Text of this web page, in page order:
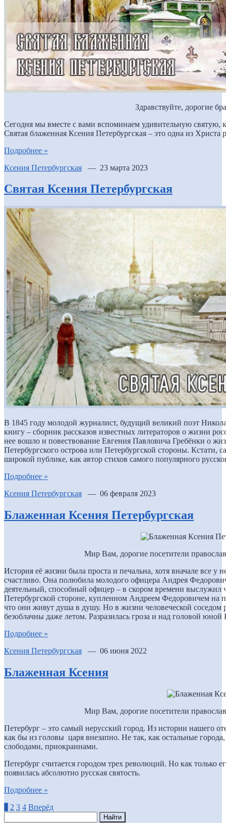
Здравствуйте, дорогие
Сегодня мы вместе с вами вспоминаем удивительную святую,
Святая блаженная Ксения Петербургская – это одна из
Подробнее »
Ксения Петербургская — 23 марта 2023
Святая Ксения Петербургская
В 1845 году молодой журналист, будущий великий поэт
книгу – сборник рассказов известных литераторов о жизни
нее вошло и повествование Евгения Павловича Гребёнки о
Петербургского острова или Петербургской стороны. Кстати,
широкой публике, как автор стихов самого популярного
Подробнее »
Ксения Петербургская — 06 февраля 2023
Блаженная Ксения Петербургская
Мир Вам, дорогие посетители
История её жизни была проста и печальна, хотя вначале все у
счастливо. Она полюбила молодого офицера Андрея
деятельный, способный офицер – в скором времени
Петербургской стороне, купленном Андреем Федоровичем
что они живут душа в душу. Но в жизни человеческой соседом
безоблачны даже летом. Разразилась гроза и над головой юной
Подробнее »
Ксения Петербургская — 06 июня 2022
Блаженная Ксения
Мир Вам, дорогие посетители
Петербург – это самый нерусский город. Из истории нашего
как бы из головы царя внезапно. Не так, как остальные
слободами, приокраинами.
Петербург считается городом трех революций. Но как только
появилась абсолютно русская святость.
Подробнее »
1 2 3 4 Вперёд